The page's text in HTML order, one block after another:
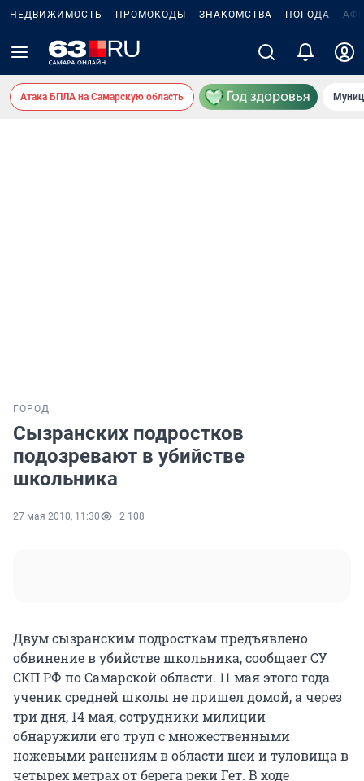
НЕДВИЖИМОСТЬ ПРОМОКОДЫ ЗНАКОМСТВА ПОГОДА
Атака БПЛА на Самарскую область
ГОРОД
Сызранских подростков
подозревают в убийстве
школьника
27 мая 2010, 11:30 2 108
Двум сызранским подросткам предъявлено
обвинение в убийстве школьника, сообщает СУ
СКП РФ по Самарской области. 11 мая этого года
ученик средней школы не пришел домой, а через
три дня, 14 мая, сотрудники милиции
обнаружили его труп с множественными
ножевыми ранениям в области шеи и туловища в
четырех метрах от берега реки Гет. В ходе